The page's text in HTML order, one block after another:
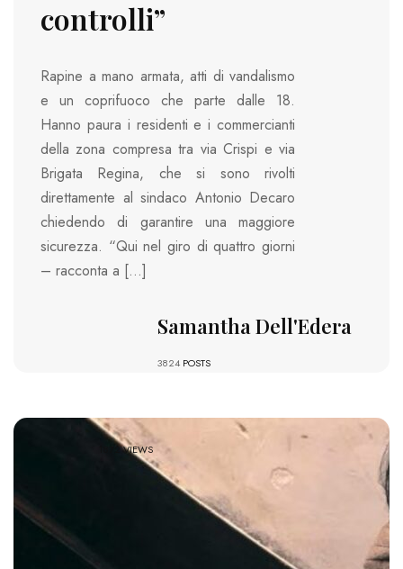
controlli”
Rapine a mano armata, atti di vandalismo
e un coprifuoco che parte dalle 18.
Hanno paura i residenti e i commercianti
della zona compresa tra via Crispi e via
Brigata Regina, che si sono rivolti
direttamente al sindaco Antonio Decaro
chiedendo di garantire una maggiore
sicurezza. “Qui nel giro di quattro giorni
– racconta a […]
Samantha Dell'Edera
3824 POSTS
1872 VIEWS